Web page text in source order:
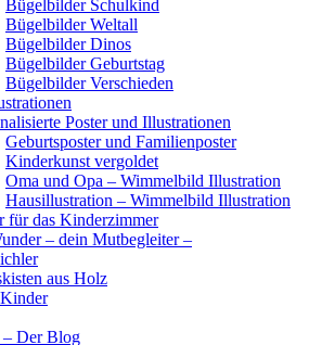
Bügelbilder Schulkind
Bügelbilder Weltall
Bügelbilder Dinos
Bügelbilder Geburtstag
Bügelbilder Verschieden
Poster und Illustrationen
Geburtsposter und Familienposter
Kinderkunst vergoldet
Oma und Opa – Wimmelbild Illustration
Hausillustration – Wimmelbild Illustration
für das Kinderzimmer
– dein Mutbegleiter –
aus Holz
– Der Blog